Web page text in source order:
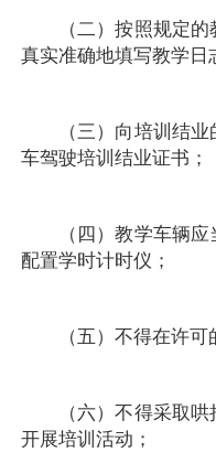
（二）按照规定
真实准确地填写教学日
（三）向培训结
车驾驶培训结业证书；
（四）教学车辆
配置学时计时仪；
（五）不得在许
（六）不得采取
开展培训活动；